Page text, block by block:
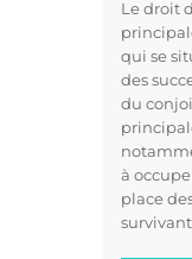
Le droit
qui se
des
du
à
place